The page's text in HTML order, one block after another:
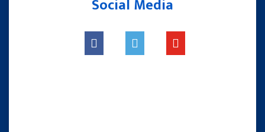
Social Media